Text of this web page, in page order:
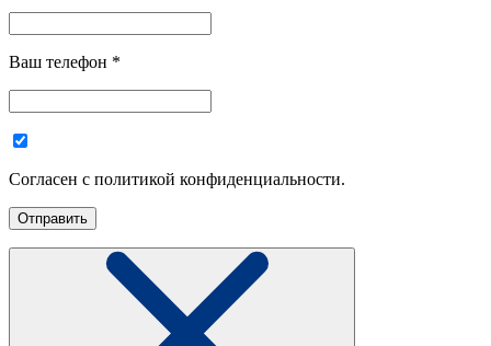
Ваш телефон *
Согласен с политикой конфиденциальности.